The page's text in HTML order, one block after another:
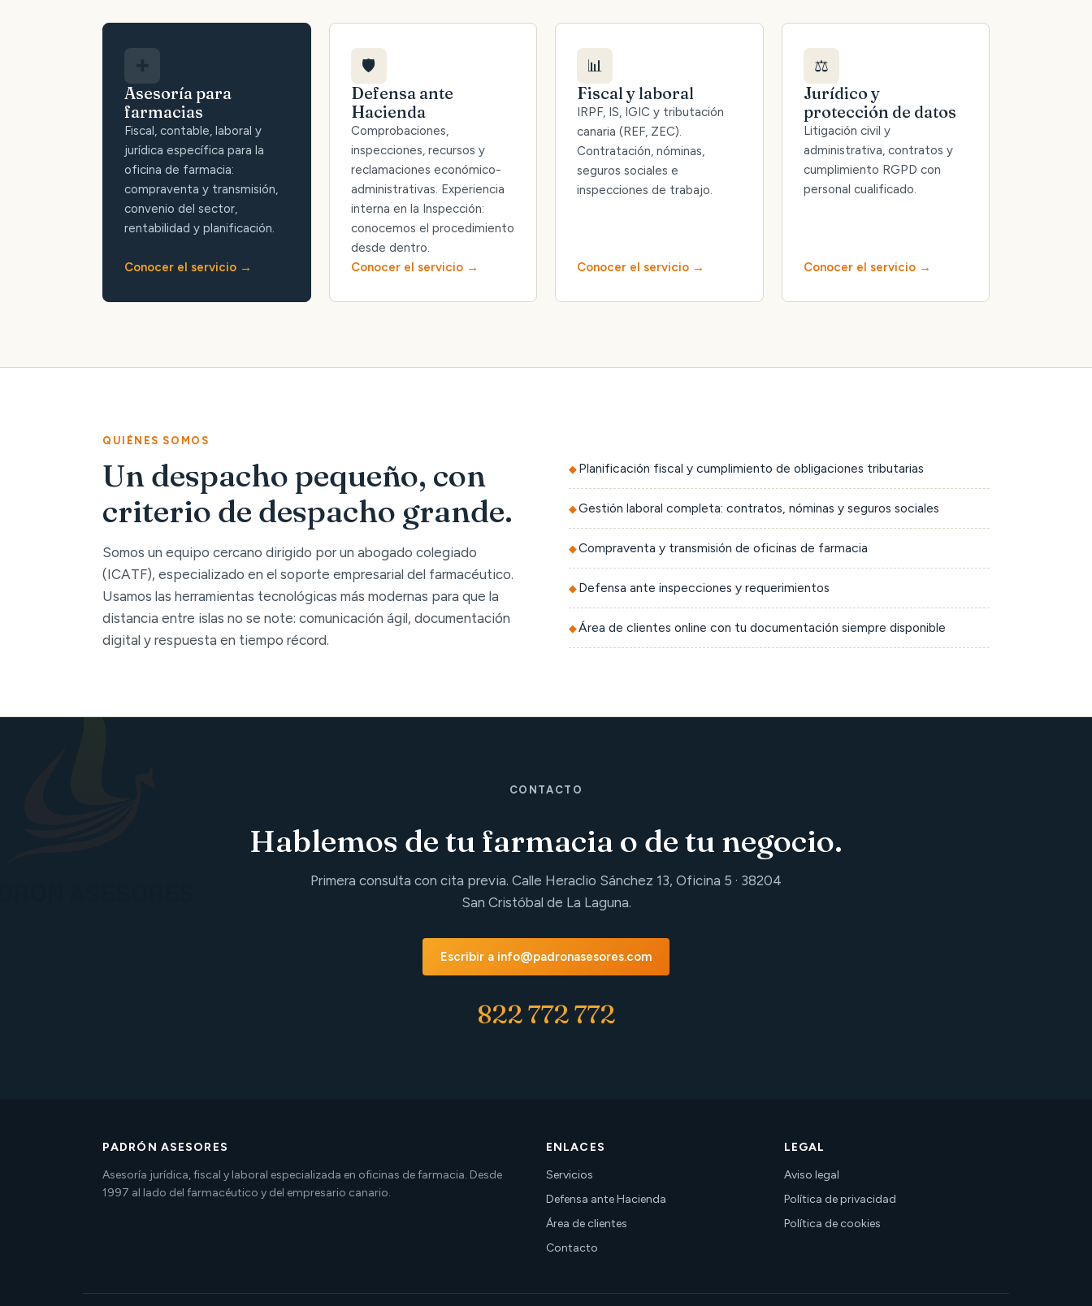
Asesoría para
farmacias
Fiscal, contable, laboral y
jurídica específica para la
oficina de farmacia:
compraventa y transmisión,
convenio del sector,
rentabilidad y planificación.
Conocer el servicio
🛡️
Defensa ante
Hacienda
Comprobaciones,
inspecciones, recursos y
reclamaciones económico-
administrativas. Experiencia
interna en la Inspección:
conocemos el procedimiento
desde dentro.
Conocer el servicio
📊
Fiscal y laboral
IRPF, IS, IGIC y tributación
canaria (REF, ZEC).
Contratación, nóminas,
seguros sociales e
inspecciones de trabajo.
Conocer el servicio
⚖️
Jurídico y
protección de datos
Litigación civil y
administrativa, contratos y
cumplimiento RGPD con
personal cualificado.
Conocer el servicio
QUIÉNES SOMOS
Un despacho pequeño, con
criterio de despacho grande.
Somos un equipo cercano dirigido por un abogado colegiado
(ICATF), especializado en el soporte empresarial del farmacéutico.
Usamos las herramientas tecnológicas más modernas para que la
distancia entre islas no se note: comunicación ágil, documentación
digital y respuesta en tiempo récord.
Planificación fiscal y cumplimiento de obligaciones tributarias
Gestión laboral completa: contratos, nóminas y seguros sociales
Compraventa y transmisión de oficinas de farmacia
Defensa ante inspecciones y requerimientos
Área de clientes online con tu documentación siempre disponible
CONTACTO
Hablemos de tu farmacia o de tu negocio.
Primera consulta con cita previa. Calle Heraclio Sánchez 13, Oficina 5 · 38204
San Cristóbal de La Laguna.
Escribir a info@padronasesores.com
822 772 772
PADRÓN ASESORES
Asesoría jurídica, fiscal y laboral especializada en oficinas de farmacia. Desde
1997 al lado del farmacéutico y del empresario canario.
ENLACES
Servicios
Defensa ante Hacienda
Área de clientes
Contacto
LEGAL
Aviso legal
Política de privacidad
Política de cookies